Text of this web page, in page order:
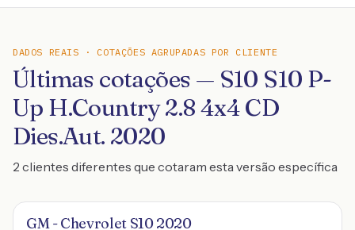
DADOS REAIS · COTAÇÕES AGRUPADAS POR CLIENTE
Últimas cotações — S10 S10 P-
Up H.Country 2.8 4x4 CD
Dies.Aut. 2020
2 clientes diferentes que cotaram esta versão específica
GM - Chevrolet S10 2020